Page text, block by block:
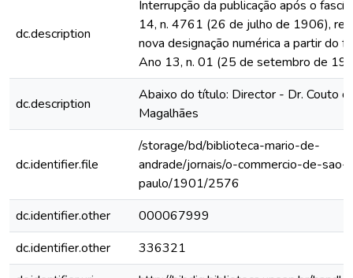
dc.description
Interrupção da publicação após o
14, n. 4761 (26 de julho de 1906),
nova designação numérica a partir do
Ano 13, n. 01 (25 de setembro de
dc.description
Abaixo do título: Director - Dr. Couto
Magalhães
dc.identifier.file
/storage/bd/biblioteca-mario-de-
andrade/jornais/o-commercio-de-sao-
paulo/1901/2576
dc.identifier.other
000067999
dc.identifier.other
336321